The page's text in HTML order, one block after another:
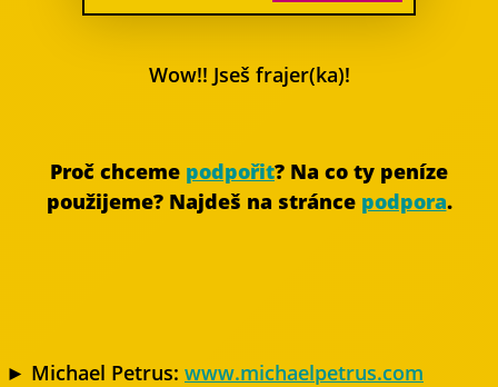
Wow!! Jseš frajer(ka)!
Proč chceme podpořit? Na co ty peníze
použijeme? Najdeš na stránce podpora.
► Michael Petrus: www.michaelpetrus.com